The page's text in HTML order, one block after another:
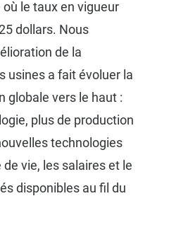
le taux en vigueur
dollars. Nous
de la
usines a fait évoluer la
globale vers le haut :
plus de production
technologies
vie, les salaires et le
disponibles au fil du